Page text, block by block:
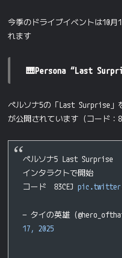
今季のドライブイベントは10月
れます
🎹Persona “Last
ペルソナ5の「Last Surprise」
が公開されています（コード：
ペルソナ5 Last Surprise
インタラクトで開始
コード 83CEJ
— タイの英雄
17, 2025